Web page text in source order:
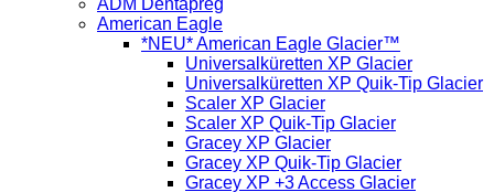
American Eagle
*NEU* American Eagle Glacier™
Universalküretten XP Glacier
Universalküretten XP Quik-Tip Glacier
Scaler XP Glacier
Scaler XP Quik-Tip Glacier
Gracey XP Glacier
Gracey XP Quik-Tip Glacier
Gracey XP +3 Access Glacier